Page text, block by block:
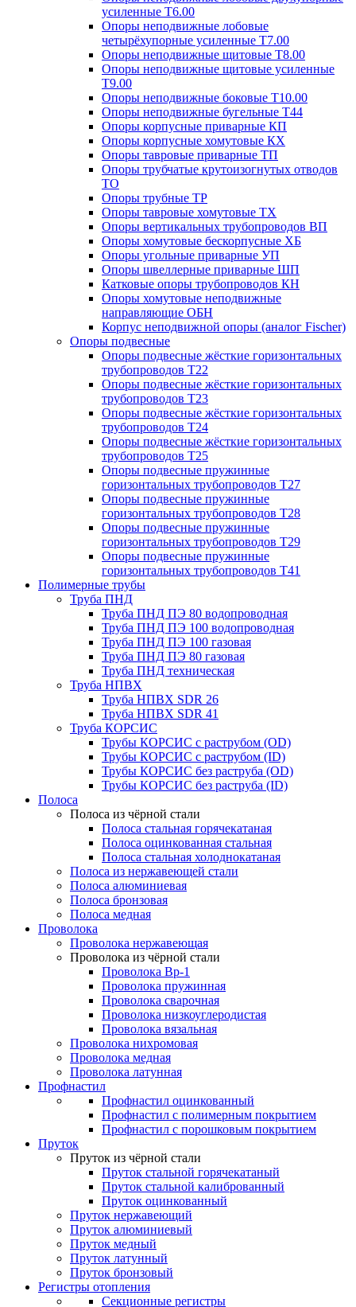
усиленные Т6.00
Опоры неподвижные лобовые
четырёхупорные усиленные Т7.00
Опоры неподвижные щитовые Т8.00
Опоры неподвижные щитовые усиленные
Т9.00
Опоры неподвижные боковые Т10.00
Опоры неподвижные бугельные Т44
Опоры корпусные приварные КП
Опоры корпусные хомутовые КХ
Опоры тавровые приварные ТП
Опоры трубчатые крутоизогнутых отводов
ТО
Опоры трубные ТР
Опоры тавровые хомутовые ТХ
Опоры вертикальных трубопроводов ВП
Опоры хомутовые бескорпусные ХБ
Опоры угольные приварные УП
Опоры швеллерные приварные ШП
Катковые опоры трубопроводов КН
Опоры хомутовые неподвижные
направляющие ОБН
Корпус неподвижной опоры (аналог Fischer)
Опоры подвесные
Опоры подвесные жёсткие горизонтальных
трубопроводов Т22
Опоры подвесные жёсткие горизонтальных
трубопроводов Т23
Опоры подвесные жёсткие горизонтальных
трубопроводов Т24
Опоры подвесные жёсткие горизонтальных
трубопроводов Т25
Опоры подвесные пружинные
горизонтальных трубопроводов Т27
Опоры подвесные пружинные
горизонтальных трубопроводов Т28
Опоры подвесные пружинные
горизонтальных трубопроводов Т29
Опоры подвесные пружинные
горизонтальных трубопроводов Т41
Полимерные трубы
Труба ПНД
Труба ПНД ПЭ 80 водопроводная
Труба ПНД ПЭ 100 водопроводная
Труба ПНД ПЭ 100 газовая
Труба ПНД ПЭ 80 газовая
Труба ПНД техническая
Труба НПВХ
Труба НПВХ SDR 26
Труба НПВХ SDR 41
Труба КОРСИС
Трубы КОРСИС с раструбом (OD)
Трубы КОРСИС с раструбом (ID)
Трубы КОРСИС без раструба (OD)
Трубы КОРСИС без раструба (ID)
Полоса
Полоса из чёрной стали
Полоса стальная горячекатаная
Полоса оцинкованная стальная
Полоса стальная холоднокатаная
Полоса из нержавеющей стали
Полоса алюминиевая
Полоса бронзовая
Полоса медная
Проволока
Проволока нержавеющая
Проволока из чёрной стали
Проволока Вр-1
Проволока пружинная
Проволока сварочная
Проволока низкоуглеродистая
Проволока вязальная
Проволока нихромовая
Проволока медная
Проволока латунная
Профнастил
Профнастил оцинкованный
Профнастил с полимерным покрытием
Профнастил с порошковым покрытием
Пруток
Пруток из чёрной стали
Пруток стальной горячекатаный
Пруток стальной калиброванный
Пруток оцинкованный
Пруток нержавеющий
Пруток алюминиевый
Пруток медный
Пруток латунный
Пруток бронзовый
Регистры отопления
Секционные регистры